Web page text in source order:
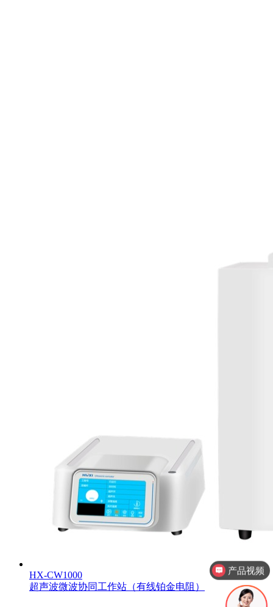
HX-CW1000
超声波微波协同工作站（有线铂金电阻）
产品参数